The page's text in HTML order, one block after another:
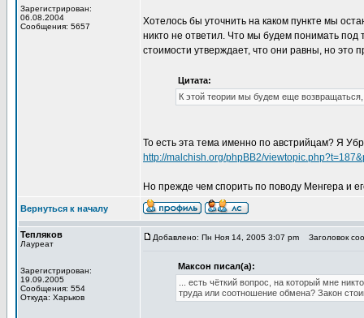
Зарегистрирован:
06.08.2004
Сообщения: 5657
Хотелось бы уточнить на каком пункте мы
никто не ответил. Что мы будем понимать
стоимости утверждает, что они равны, но это
Цитата:
К этой теории мы будем еще
То есть эта тема именно по австрийцам? Я
http://malchish.org/phpBB2/
Но прежде чем спорить по поводу Менгера и
Вернуться к началу
Тепляков
Лауреат
Зарегистрирован:
19.09.2005
Сообщения: 554
Откуда: Харьков
Добавлено: Пн Ноя 14, 2005 3:07 pm Заголовок
Максон писал(а):
... есть чёткий вопрос, на который мне
труда или соотношение обмена? Закон